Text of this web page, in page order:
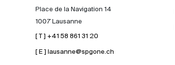
Place de la Navigation 14
1007 Lausanne
[ T ] +41 58 861 31 20
[ E ] lausanne@spgone.ch